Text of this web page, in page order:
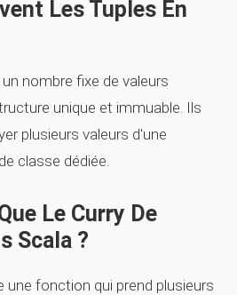
Les Tuples En
nombre fixe de valeurs
unique et immuable. Ils
plusieurs valeurs d'une
classe dédiée.
Le Curry De
Scala ?
une fonction qui prend plusieurs